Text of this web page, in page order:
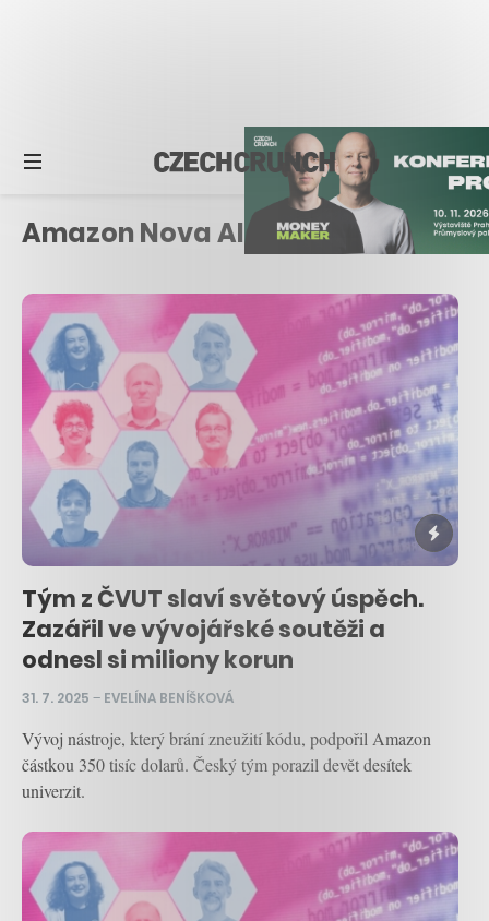
Amazon Nova AI Challenge
Tým z ČVUT slaví světový úspěch.
Zazářil ve vývojářské soutěži a
odnesl si miliony korun
31. 7. 2025 – EVELÍNA BENÍŠKOVÁ
Vývoj nástroje, který brání zneužití kódu, podpořil Amazon
částkou 350 tisíc dolarů. Český tým porazil devět desítek
univerzit.